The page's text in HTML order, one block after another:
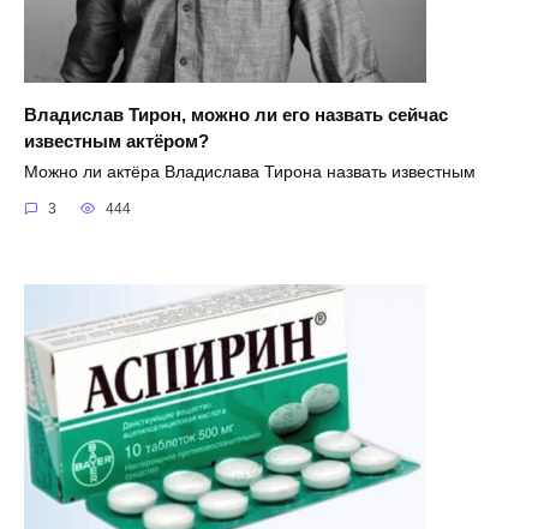
Владислав Тирон, можно ли его назвать сейчас
известным актёром?
Можно ли актёра Владислава Тирона назвать известным
3 444